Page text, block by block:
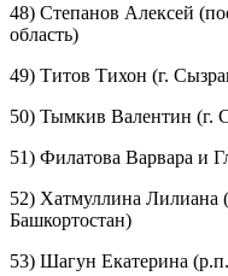
48) Степанов Алексей
область)
49) Титов Тихон (г.
50) Тымкив Валентин (г.
51) Филатова Варвара и
52) Хатмуллина Лилиана
Башкортостан)
53) Шагун Екатерина